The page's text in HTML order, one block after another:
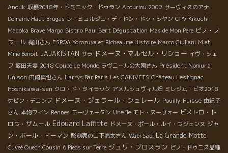
Anouk 収穫2018年・ドミニック・ドゥラン Abouriou 2002 サーヴィスのアナ
Domaine Haut Brugas レ・ミュルジェ・デ・ドン・ドゥ・シヤン CPV Kikuchi
Madoka Brave Margo Bistro Paul Bert Dégustation Mas de Mon Père ピノ・ノ
ワール 梶川さん ESPOA Yorozuya et Richeaume Histoire Marco Giuliani M et
Mme Benoit JAJAKISTAN サラ ドメーヌ・マルセル・リショー イヴ・シェ
フ 坂田夫妻 2018 Coupe de Monde ラヴニールの大園さん Président Nomura
Unison 田崎真也さん Harrys Bar Paris Les GANIVETS Château Lestignac
Hoshikawa-san クロ・ド・タイラック アメルシュヴィル畑 ミレジム・ビオ2018
ケビン・デコンブ ドメーヌ・ジェラール・シュレール Pouilly-Fuissé 由紀子
さん 本物ワイン Rennes モーヴェータン Une île モト・ヌーヴォー ビストロ・ト
ロワ・ザムール Edouard Laffitte ドメーヌ・ポール・ルイ・ウジェンヌ ジャ
ン・ポール・ドーマン 彫刻家の山下亮太さん Wabi Sabi La Grande Motte
Cuveé Ouech Cousin 6 Pieds sur Terre ジュリ・ブロスラン ピノ・ドゥニス品種